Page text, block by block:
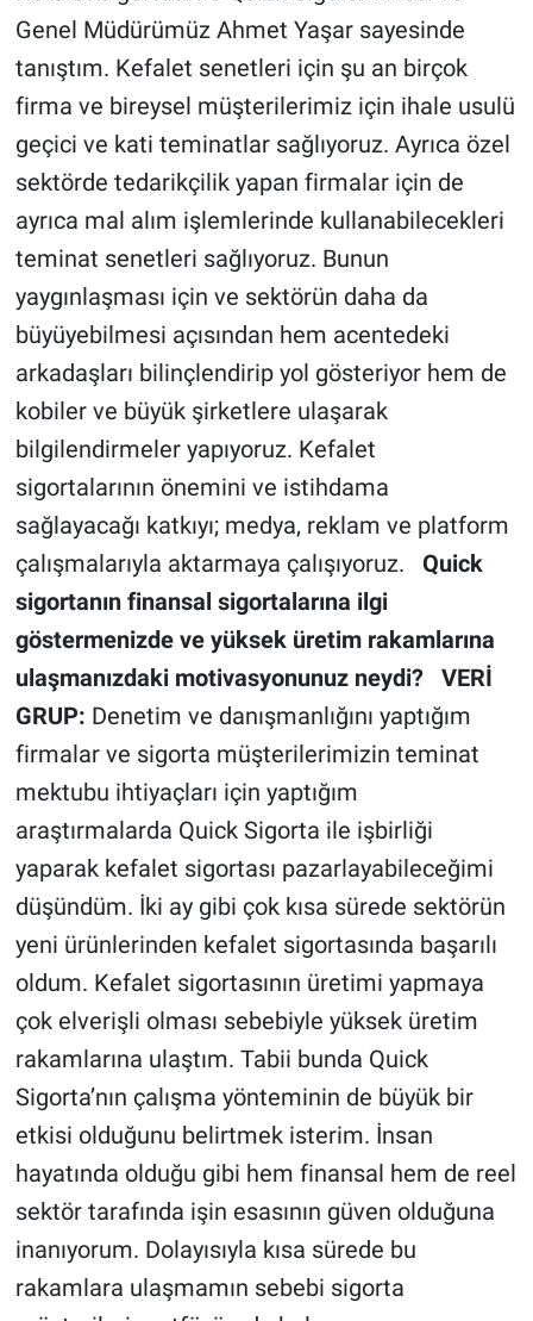
Genel Müdürümüz Ahmet Yaşar sayesinde
tanıştım. Kefalet senetleri için şu an birçok
firma ve bireysel müşterilerimiz için ihale usulü
geçici ve kati teminatlar sağlıyoruz. Ayrıca özel
sektörde tedarikçilik yapan firmalar için de
ayrıca mal alım işlemlerinde kullanabilecekleri
teminat senetleri sağlıyoruz. Bunun
yaygınlaşması için ve sektörün daha da
büyüyebilmesi açısından hem acentedeki
arkadaşları bilinçlendirip yol gösteriyor hem de
kobiler ve büyük şirketlere ulaşarak
bilgilendirmeler yapıyoruz. Kefalet
sigortalarının önemini ve istihdama
sağlayacağı katkıyı; medya, reklam ve platform
çalışmalarıyla aktarmaya çalışıyoruz. Quick
sigortanın finansal sigortalarına ilgi
göstermenizde ve yüksek üretim rakamlarına
ulaşmanızdaki motivasyonunuz neydi?
VERİ
GRUP: Denetim ve danışmanlığını yaptığım
firmalar ve sigorta müşterilerimizin teminat
mektubu ihtiyaçları için yaptığım
araştırmalarda Quick Sigorta ile işbirliği
yaparak kefalet sigortası pazarlayabileceğimi
düşündüm. İki ay gibi çok kısa sürede sektörün
yeni ürünlerinden kefalet sigortasında başarılı
oldum. Kefalet sigortasının üretimi yapmaya
çok elverişli olması sebebiyle yüksek üretim
rakamlarına ulaştım. Tabii bunda Quick
Sigorta’nın çalışma yönteminin de büyük bir
etkisi olduğunu belirtmek isterim. İnsan
hayatında olduğu gibi hem finansal hem de reel
sektör tarafında işin esasının güven olduğuna
inanıyorum. Dolayısıyla kısa sürede bu
rakamlara ulaşmamın sebebi sigorta